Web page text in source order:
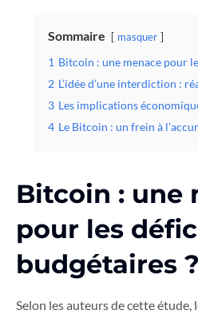
Sommaire masquer
1 Bitcoin : une menace pour
2 L’idée d’une interdiction :
3 Les implications
4 Le Bitcoin : un frein à
Bitcoin : une
pour les
budgétaires ?
Selon les auteurs de cette étude,